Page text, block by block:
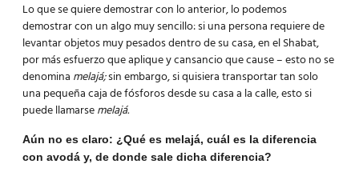
Lo que se quiere demostrar con lo anterior, lo podemos
demostrar con un algo muy sencillo: si una persona requiere de
levantar objetos muy pesados dentro de su casa, en el Shabat,
por más esfuerzo que aplique y cansancio que cause – esto no se
denomina melajá;sin embargo, si quisiera transportar tan solo
una pequeña caja de fósforos desde su casa a la calle, esto si
puede llamarsemelajá.
Aún no es claro: ¿Qué es melajá, cuál es la diferencia
con avodá y, de donde sale dicha diferencia?